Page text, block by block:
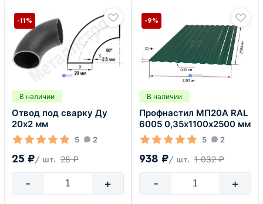
В наличии
Отвод под сварку Ду
20х2 мм
5 2
25 ₽/ шт. 28 ₽
-11%
- +
В наличии
Профнастил МП20А RAL
6005 0,35х1100х2500 мм
5 2
938 ₽/ шт. 1 032 ₽
-9%
- +